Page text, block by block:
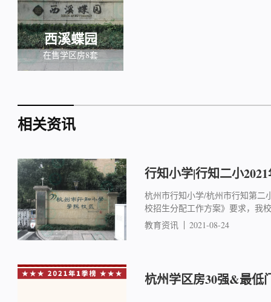
西溪蝶园
在售学区房8套
相关资讯
行知小学|行知二小
杭州市行知小学/杭州市行知第二
校招生分配工作方案》要求，我
教育资讯
2021-08-24
杭州学区房30强&最低